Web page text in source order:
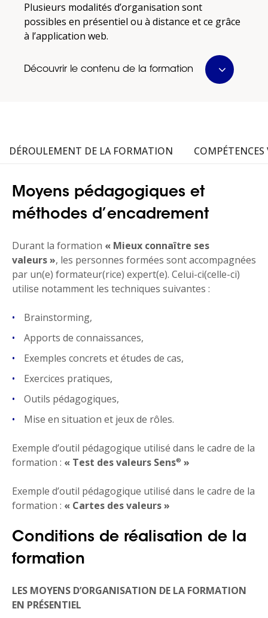
Plusieurs modalités d’organisation sont
possibles en présentiel ou à distance et ce grâce
à l’application web.
Découvrir le contenu de la formation
DÉROULEMENT DE LA FORMATION COMPÉTENCES
Moyens pédagogiques et
méthodes d’encadrement
Durant la formation « Mieux connaître ses
valeurs », les personnes formées sont accompagnées
par un(e) formateur(rice) expert(e). Celui-ci(celle-ci)
utilise notamment les techniques suivantes :
Brainstorming,
Apports de connaissances,
Exemples concrets et études de cas,
Exercices pratiques,
Outils pédagogiques,
Mise en situation et jeux de rôles.
Exemple d’outil pédagogique utilisé dans le cadre de la
formation : « Test des valeurs Sens® »
Exemple d’outil pédagogique utilisé dans le cadre de la
formation : « Cartes des valeurs »
Conditions de réalisation de la
formation
LES MOYENS D’ORGANISATION DE LA FORMATION
EN PRÉSENTIEL